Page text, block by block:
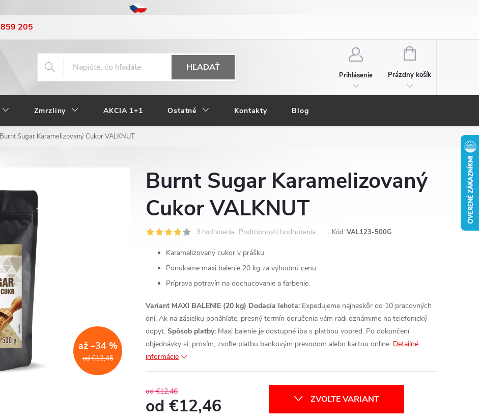
205
HĽADAŤ
Prihlásenie
NÁKUPNÝ
Prázdny košík
Zmrzliny AKCIA 1+1 Ostatné Kontakty Blog
Burnt Sugar Karamelizovaný Cukor VALKNUT
od €12,46
až –34 %
Burnt Sugar Karamelizovaný
Cukor VALKNUT
3 hodnotenia Podrobnosti hodnotenia Kód: VAL123-500G
Karamelizovaný cukor v prášku.
Ponúkame maxi balenie 20 kg za výhodnú cenu.
Príprava potravín na dochucovanie a farbenie.
Variant MAXI BALENIE (20 kg) Dodacia lehota: Expedujeme najneskôr do 10 pracovných
dní. Ak na zásielku ponáhľate, presný termín doručenia vám radi oznámime na telefonický
dopyt. Spôsob platby: Maxi balenie je dostupné iba s platbou vopred. Po dokončení
objednávky si, prosím, zvoľte platbu bankovým prevodom alebo kartou online. Detailné
informácie
od €12,46
od €12,46 ZVOĽTE VARIANT